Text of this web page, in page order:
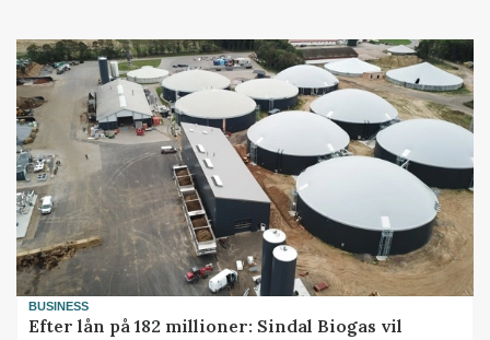
BUSINESS
Efter lån på 182 millioner: Sindal Biogas vil